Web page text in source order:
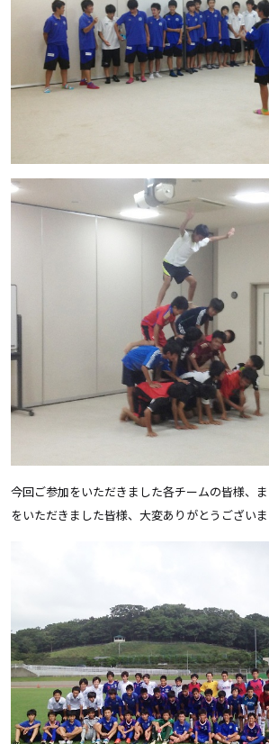
今回ご参加をいただきました各チームの皆様、
をいただきました皆様、大変ありがとうございま